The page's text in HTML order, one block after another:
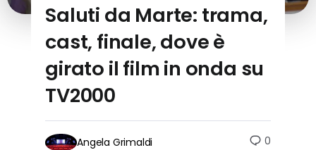
Saluti da Marte: trama,
cast, finale, dove è
girato il film in onda su
TV2000
Angela Grimaldi 0